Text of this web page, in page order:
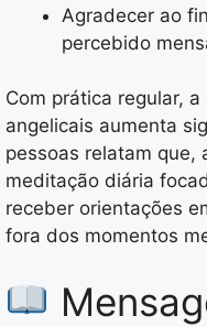
Agradecer ao
percebido
Com prática regular,
angelicais aumenta
pessoas relatam que,
meditação diária
receber orientações
fora dos momentos